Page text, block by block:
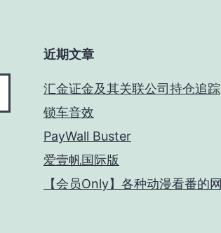
近期文章
汇金证金及其关联公司持仓追踪
锁车音效
PayWall Buster
爱壹帆国际版
【会员Only】各种动漫看番的网